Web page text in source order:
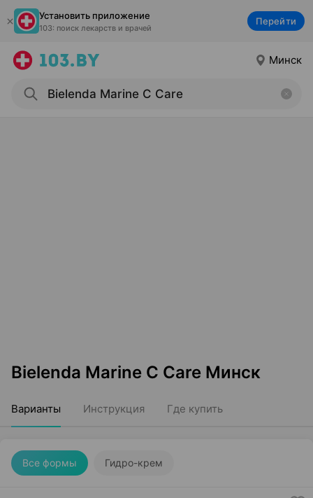
Установить приложение
103: поиск лекарств и врачей
Перейти
Минск
Bielenda Marine C Care Минск
Варианты Инструкция Где купить
Все формы Гидро-крем